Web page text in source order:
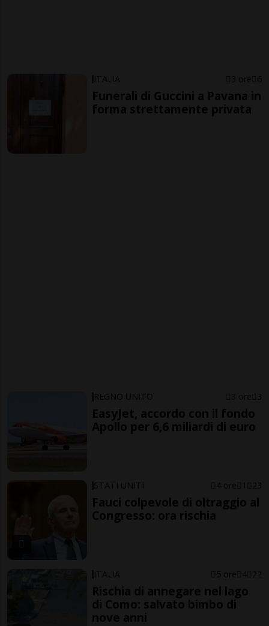
ITALIA 3 ore 6
Funerali di Guccini a Pavana in
forma strettamente privata
REGNO UNITO 3 ore 3
EasyJet, accordo con il fondo
Apollo per 6,6 miliardi di euro
STATI UNITI 4 ore 1 23
Fauci colpevole di oltraggio al
Congresso: ora rischia
ITALIA 5 ore 4 22
Rischia di annegare nel lago
di Como: salvato bimbo di
nove anni